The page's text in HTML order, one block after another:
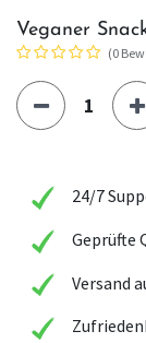
Veganer
(0
24/7
Geprüfte
Versand